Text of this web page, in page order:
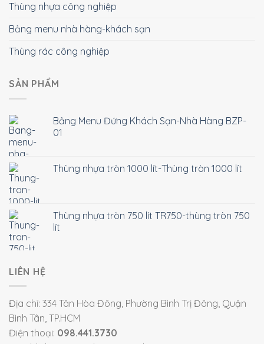
Thùng nhựa công nghiệp
Bảng menu nhà hàng-khách sạn
Thùng rác công nghiệp
SẢN PHẨM
Bảng Menu Đứng Khách Sạn-Nhà Hàng BZP-
01
Thùng nhựa tròn 1000 lít-Thùng tròn 1000 lít
Thùng nhựa tròn 750 lít TR750-thùng tròn 750
lít
LIÊN HỆ
Địa chỉ: 334 Tân Hòa Đông, Phường Bình Trị Đông, Quận
Bình Tân, TP.HCM
Điện thoại: 098.441.3730